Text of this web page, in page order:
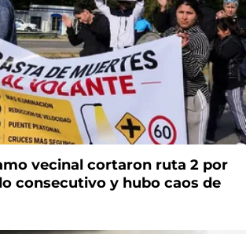
vecinal cortaron ruta 2 por
consecutivo y hubo caos de